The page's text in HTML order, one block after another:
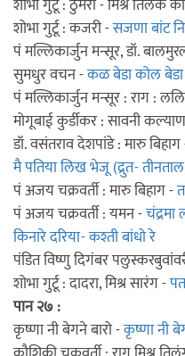
शोभा गुर्टू : ठुमरी - मिश्र तिलक
शोभा गुर्टू : कजरी -सजणा बांट
पं मल्लिकार्जुन मन्सूर, डॉ.
सुमधुर वचन -कळ बेडा कोल
पं मल्लिकार्जुन मन्सूर : राग :
मोगूबाई कुर्डीकर : सावनी
डॉ. वसंतराव देशपांडे : मारु
मै पतिया लिख भेजू (द्रुत-
पं अजय चक्रवर्ती : मारु बिहाग -
पं अजय चक्रवर्ती : यमन -
किनारे दरिया- कश्ती बांधो रे
पंडित विष्णु दिगंबर
शोभा गुर्टू : दादरा, मिश्र सारंग -
पान २७ :
कृष्णा नी बेगने बारो -कृष्णा नी